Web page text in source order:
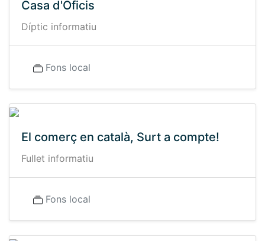
Casa d'Oficis
Díptic informatiu
Fons local
El comerç en català, Surt a compte!
Fullet informatiu
Fons local